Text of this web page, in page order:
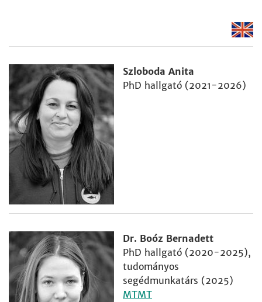
Szloboda Anita
PhD hallgató (2021-2026)
Dr. Boóz Bernadett
PhD hallgató (2020-2025),
tudományos
segédmunkatárs (2025)
MTMT